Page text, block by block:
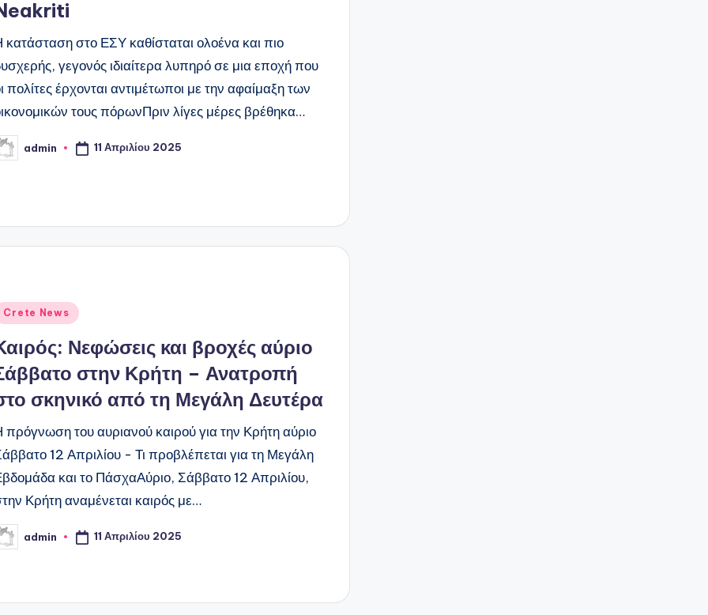
κατάσταση στο ΕΣΥ καθίσταται ολοένα και πιο
γεγονός ιδιαίτερα λυπηρό σε μια εποχή που
πολίτες έρχονται αντιμέτωποι με την αφαίμαξη των
τους πόρωνΠριν λίγες μέρες βρέθηκα…
admin 11 Απριλίου 2025
Crete News
Νεφώσεις και βροχές αύριο
στην Κρήτη – Ανατροπή
σκηνικό από τη Μεγάλη Δευτέρα
πρόγνωση του αυριανού καιρού για την Κρήτη αύριο
12 Απριλίου - Τι προβλέπεται για τη Μεγάλη
και το ΠάσχαΑύριο, Σάββατο 12 Απριλίου,
Κρήτη αναμένεται καιρός με…
admin 11 Απριλίου 2025